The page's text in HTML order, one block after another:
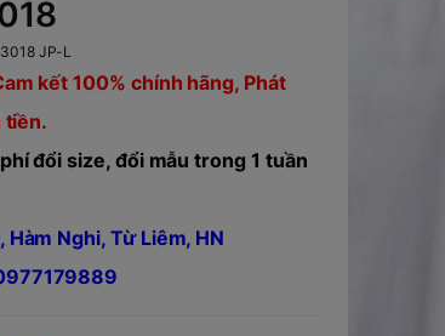
JP-L
kết 100% chính hãng, Phát
tiền.
đổi size, đổi mẫu trong 1 tuần
Nghi, Từ Liêm, HN